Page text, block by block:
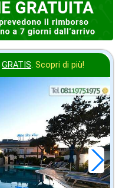
GRATIS. Scopri di più!